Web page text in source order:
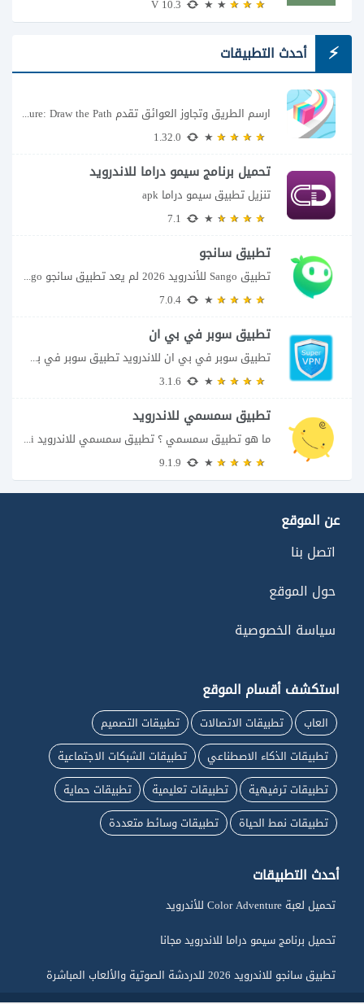
أحدث التطبيقات
ارسم الطريق وتجاوز العوائق تقدم Color Adventure: Draw the Path فكرة بسيطة تتحول سريعًا...
تحميل برنامج سيمو دراما للاندرويد
تنزيل تطبيق سيمو دراما apk
تطبيق سانجو
تطبيق Sango للأندرويد 2026 لم يعد تطبيق سانجو Sango مجرد مساحة لإرسال الرسائل أو...
تطبيق سوبر في بي ان
تطبيق سوبر في بي ان للاندرويد تطبيق سوبر في بي ان من تطبيقات الشبكات...
تطبيق سمسمي للاندرويد
ما هو تطبيق سمسمي ؟ تطبيق سمسمي للاندرويد SimSimi هو برنامج دردشة افتراضية يسمح...
عن الموقع
اتصل بنا
حول الموقع
سياسة الخصوصية
استكشف أقسام الموقع
العاب تطبيقات الاتصالات
تطبيقات التصميم
تطبيقات الذكاء الاصطناعي
تطبيقات الشبكات الاجتماعية
تطبيقات ترفيهية
تطبيقات تعليمية
تطبيقات حماية
تطبيقات نمط الحياة
تطبيقات وسائط متعددة
أحدث التطبيقات
تحميل لعبة Color Adventure للأندرويد
تحميل برنامج سيمو دراما للاندرويد مجانا
تطبيق سانجو للاندرويد 2026 للدردشة الصوتية والألعاب المباشرة